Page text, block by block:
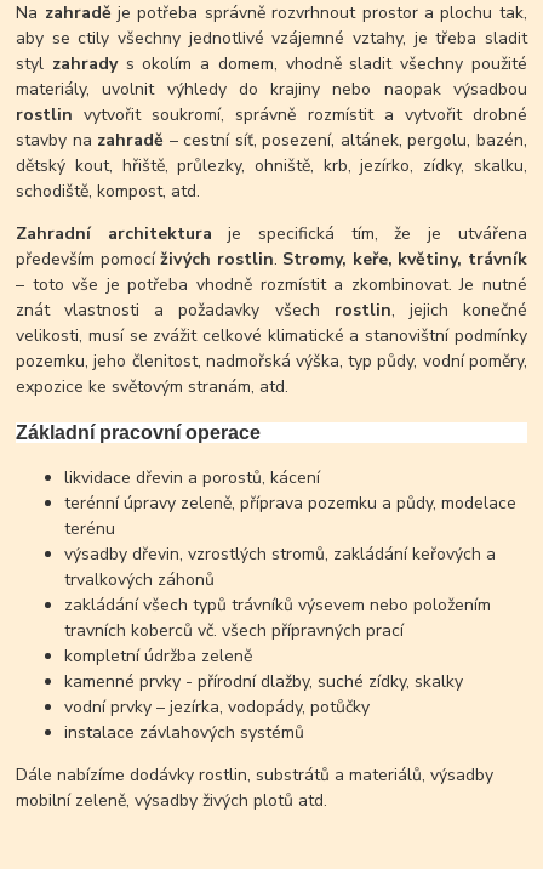
Na zahradě je potřeba správně rozvrhnout prostor a plochu tak,
aby se ctily všechny jednotlivé vzájemné vztahy, je třeba sladit
styl zahradys okolím a domem, vhodně sladit všechny použité
materiály, uvolnit výhledy do krajiny nebo naopak výsadbou
rostlin vytvořit soukromí, správně rozmístit a vytvořit drobné
stavby na zahradě – cestní síť, posezení, altánek, pergolu, bazén,
dětský kout, hřiště, průlezky, ohniště, krb, jezírko, zídky, skalku,
schodiště, kompost, atd.
Zahradní architektura je specifická tím, že je utvářena
především pomocíživých rostlin. Stromy, keře, květiny, trávník
– toto vše je potřeba vhodně rozmístit a zkombinovat. Je nutné
znát vlastnosti a požadavky všech rostlin, jejich konečné
velikosti, musí se zvážit celkové klimatické a stanovištní podmínky
pozemku, jeho členitost, nadmořská výška, typ půdy, vodní poměry,
expozice ke světovým stranám, atd.
Základní pracovní operace
likvidace dřevin a porostů, kácení
terénní úpravy zeleně, příprava pozemku a půdy, modelace
terénu
výsadby dřevin, vzrostlých stromů, zakládání keřových a
trvalkových záhonů
zakládání všech typů trávníků výsevem nebo položením
travních koberců vč. všech přípravných prací
kompletní údržba zeleně
kamenné prvky - přírodní dlažby, suché zídky, skalky
vodní prvky – jezírka, vodopády, potůčky
instalace závlahových systémů
Dále nabízíme dodávky rostlin, substrátů a materiálů, výsadby
mobilní zeleně, výsadby živých plotů atd.